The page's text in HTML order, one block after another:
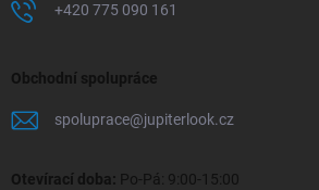
+420 775 090 161
Obchodní spolupráce
spoluprace@jupiterlook.cz
Otevírací doba: Po-Pá: 9:00-15:00